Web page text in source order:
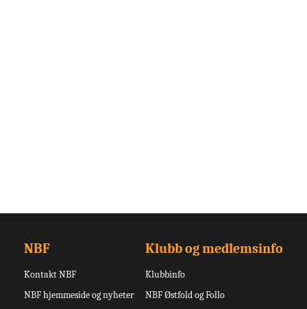
NBF
Kontakt NBF
NBF hjemmeside og nyheter
Klubb og medlemsinfo
Klubbinfo
NBF Østfold og Follo